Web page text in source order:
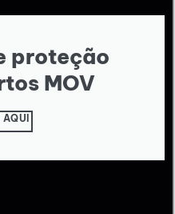
proteção
MOV